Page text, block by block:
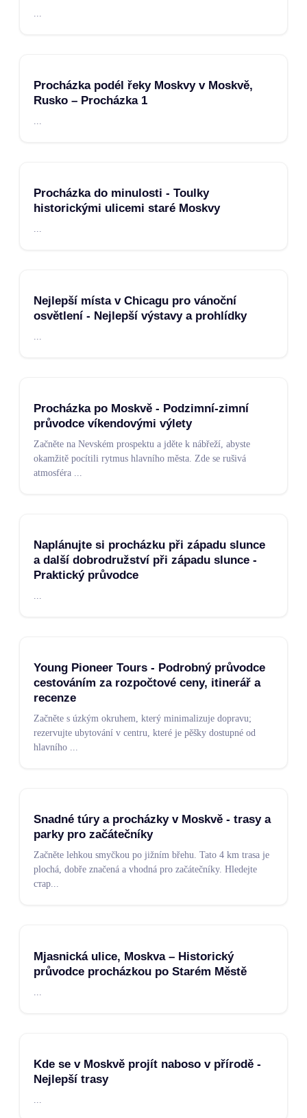
Procházka podél řeky Moskvy v Moskvě,
Rusko – Procházka 1
Procházka do minulosti - Toulky
historickými ulicemi staré Moskvy
Nejlepší místa v Chicagu pro vánoční
osvětlení - Nejlepší výstavy a prohlídky
...
Procházka po Moskvě - Podzimní-zimní
průvodce víkendovými výlety
Začněte na Nevském prospektu a jděte k nábřeží, abyste
okamžitě pocítili rytmus hlavního města. Zde se rušivá
atmosféra ...
Naplánujte si procházku při západu slunce
a další dobrodružství při západu slunce -
Praktický průvodce
...
Young Pioneer Tours - Podrobný průvodce
cestováním za rozpočtové ceny, itinerář a
recenze
Začněte s úzkým okruhem, který minimalizuje dopravu;
rezervujte ubytování v centru, které je pěšky dostupné od
hlavního ...
Snadné túry a procházky v Moskvě - trasy a
parky pro začátečníky
Začněte lehkou smyčkou po jižním břehu. Tato 4 km trasa je
plochá, dobře značená a vhodná pro začátečníky. Hledejte
стар...
Mjasnická ulice, Moskva – Historický
průvodce procházkou po Starém Městě
Kde se v Moskvě projít naboso v přírodě -
Nejlepší trasy